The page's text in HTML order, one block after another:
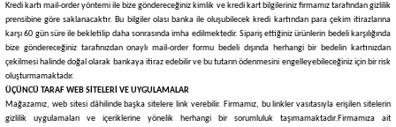
Kredi kartı mail-order yöntemi ile bize göndereceğiniz kimlik ve kredi kart bilgileriniz firmamız tarafından gizlilik
prensibine göre saklanacaktır. Bu bilgiler olası banka ile oluşubilecek kredi kartından para çekim itirazlarına
karşı 60 gün süre ile bekletilip daha sonrasında imha edilmektedir. Sipariş ettiğiniz ürünlerin bedeli karşılığında
bize göndereceğiniz tarafınızdan onaylı mail-order formu bedeli dışında herhangi bir bedelin kartınızdan
çekilmesi halinde doğal olarak bankaya itiraz edebilir ve bu tutarın ödenmesini engelleyebileceğiniz için bir risk
oluşturmamaktadır.
ÜÇÜNCÜ TARAF WEB SİTELERİ VE UYGULAMALAR
Mağazamız, web sitesi dâhilinde başka sitelere link verebilir. Firmamız, bu linkler vasıtasıyla erişilen sitelerin
gizlilik uygulamaları ve içeriklerine yönelik herhangi bir sorumluluk taşımamaktadır.Firmamıza ait